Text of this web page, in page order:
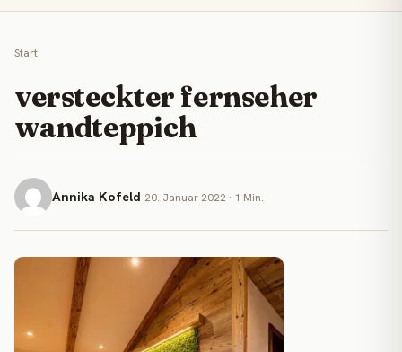
Start
versteckter fernseher
wandteppich
Annika Kofeld 20. Januar 2022 · 1 Min.